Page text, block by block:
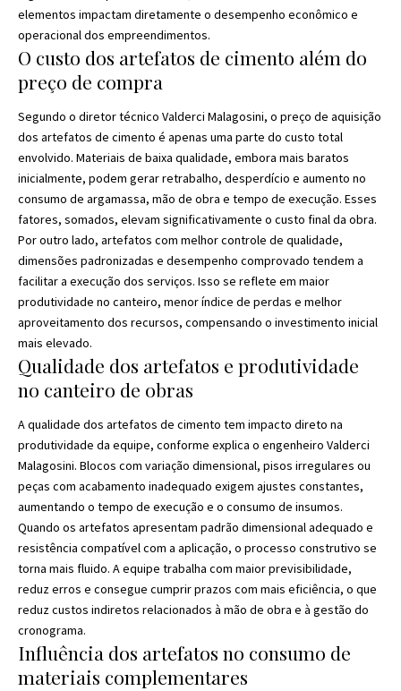
elementos impactam diretamente o desempenho econômico e
operacional dos empreendimentos.
O custo dos artefatos de cimento além do
preço de compra
Segundo o diretor técnico Valderci Malagosini, o preço de aquisição
dos artefatos de cimento é apenas uma parte do custo total
envolvido. Materiais de baixa qualidade, embora mais baratos
inicialmente, podem gerar retrabalho, desperdício e aumento no
consumo de argamassa, mão de obra e tempo de execução. Esses
fatores, somados, elevam significativamente o custo final da obra.
Por outro lado, artefatos com melhor controle de qualidade,
dimensões padronizadas e desempenho comprovado tendem a
facilitar a execução dos serviços. Isso se reflete em maior
produtividade no canteiro, menor índice de perdas e melhor
aproveitamento dos recursos, compensando o investimento inicial
mais elevado.
Qualidade dos artefatos e produtividade
no canteiro de obras
A qualidade dos artefatos de cimento tem impacto direto na
produtividade da equipe, conforme explica o engenheiro Valderci
Malagosini. Blocos com variação dimensional, pisos irregulares ou
peças com acabamento inadequado exigem ajustes constantes,
aumentando o tempo de execução e o consumo de insumos.
Quando os artefatos apresentam padrão dimensional adequado e
resistência compatível com a aplicação, o processo construtivo se
torna mais fluido. A equipe trabalha com maior previsibilidade,
reduz erros e consegue cumprir prazos com mais eficiência, o que
reduz custos indiretos relacionados à mão de obra e à gestão do
cronograma.
Influência dos artefatos no consumo de
materiais complementares